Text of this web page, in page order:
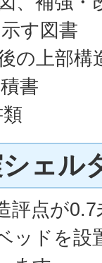
す図書
の上部構
書
ェル
評点が
ッドを設